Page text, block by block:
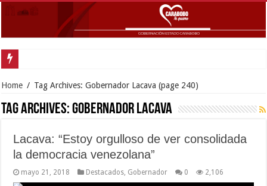
Home / Tag Archives: Gobernador Lacava (page 240)
Tag Archives:Gobernador Lacava
Lacava: “Estoy orgulloso de ver consolidada
la democracia venezolana”
mayo 21, 2018 Destacados Gobernador 0 2,106